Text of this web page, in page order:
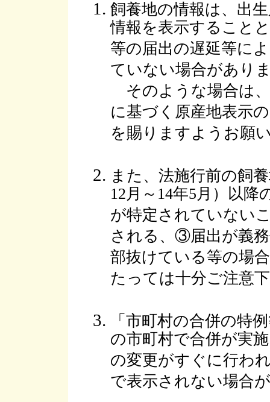
飼養地の情報は、出
情報を表示すること
等の届出の遅延等に
ていない場合があり
そのような場合は
に基づく原産地表示
を賜りますようお願
また、法施行前の飼
12月～14年5月）以
が特定されていない
される、③届出が義
部抜けている等の場
たっては十分ご注意
「市町村の合併の特
の市町村で合併が実
の変更がすぐに行わ
で表示されない場合